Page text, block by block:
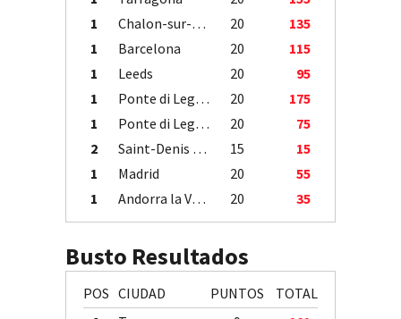
1
Chalon-sur-Saône 20
135
1
Barcelona 20
115
1
Leeds 20
95
1
Ponte di Legno 20
175
1
Ponte di Legno 20
75
2
Saint-Denis / Île de la Réunion 15
15
1
Madrid 20
55
1
Andorra la Vella 20 35
Busto Resultados
POS CIUDAD PUNTOS
TOTAL